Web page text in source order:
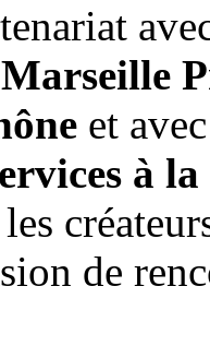
et
à
de